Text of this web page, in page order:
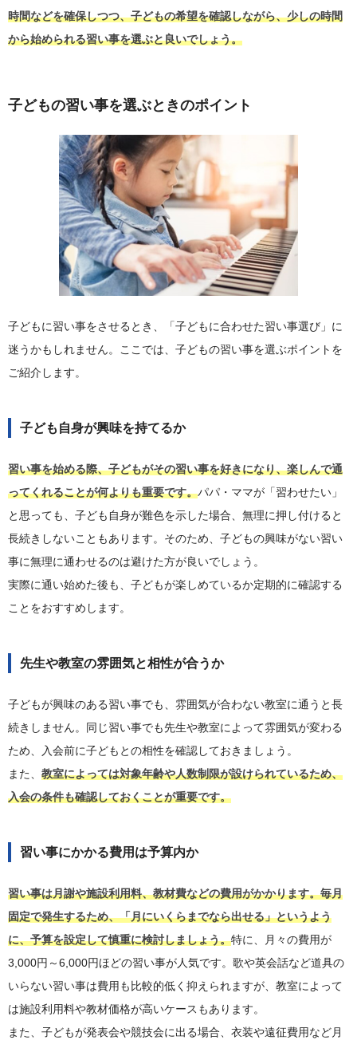
時間などを確保しつつ、子どもの希望を確認しながら、少しの時間
から始められる習い事を選ぶと良いでしょう。
子どもの習い事を選ぶときのポイント
子どもに習い事をさせるとき、「子どもに合わせた習い事選び」に
迷うかもしれません。ここでは、子どもの習い事を選ぶポイントを
ご紹介します。
子ども自身が興味を持てるか
習い事を始める際、子どもがその習い事を好きになり、楽しんで通
ってくれることが何よりも重要です。パパ・ママが「習わせたい」
と思っても、子ども自身が難色を示した場合、無理に押し付けると
長続きしないこともあります。そのため、子どもの興味がない習い
事に無理に通わせるのは避けた方が良いでしょう。
実際に通い始めた後も、子どもが楽しめているか定期的に確認する
ことをおすすめします。
先生や教室の雰囲気と相性が合うか
子どもが興味のある習い事でも、雰囲気が合わない教室に通うと長
続きしません。同じ習い事でも先生や教室によって雰囲気が変わる
ため、入会前に子どもとの相性を確認しておきましょう。
また、 教室によっては対象年齢や人数制限が設けられているため、
入会の条件も確認しておくことが重要です。
習い事にかかる費用は予算内か
習い事は月謝や施設利用料、教材費などの費用がかかります。毎月
固定で発生するため、「月にいくらまでなら出せる」というよう
に、予算を設定して慎重に検討しましょう。特に、月々の費用が
3,000円～6,000円ほどの習い事が人気です。歌や英会話など道具の
いらない習い事は費用も比較的低く抑えられますが、教室によって
は施設利用料や教材価格が高いケースもあります。
また、子どもが発表会や競技会に出る場合、衣装や遠征費用など月